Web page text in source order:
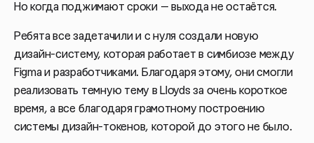
Но когда поджимают сроки — выхода не остаётся.
Ребята все задетачили и с нуля создали новую
дизайн-систему, которая работает в симбиозе между
Figma и разработчиками. Благодаря этому, они смогли
реализовать темную тему в Lloyds за очень короткое
время, а все благодаря грамотному построению
системы дизайн-токенов, которой до этого не было.